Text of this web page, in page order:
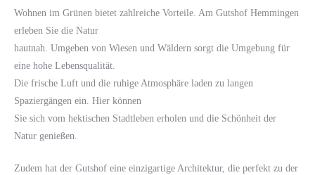
Wohnen im Grünen bietet zahlreiche Vorteile. Am Gutshof Hemmingen
erleben Sie die Natur
hautnah. Umgeben von Wiesen und Wäldern sorgt die Umgebung für
eine hohe Lebensqualität.
Die frische Luft und die ruhige Atmosphäre laden zu langen
Spaziergängen ein. Hier können
Sie sich vom hektischen Stadtleben erholen und die Schönheit der
Natur genießen.
Zudem hat der Gutshof eine einzigartige Architektur, die perfekt zu der